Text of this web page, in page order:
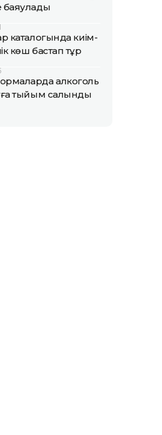
баяулады
каталогында киім-
көш бастап тұр
алкоголь
тыйым салынды